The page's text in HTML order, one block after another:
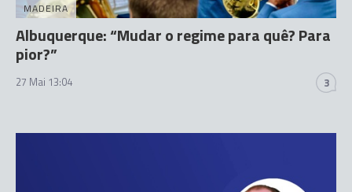
MADEIRA
Albuquerque: “Mudar o regime para quê? Para
pior?”
27 Mai 13:04 3